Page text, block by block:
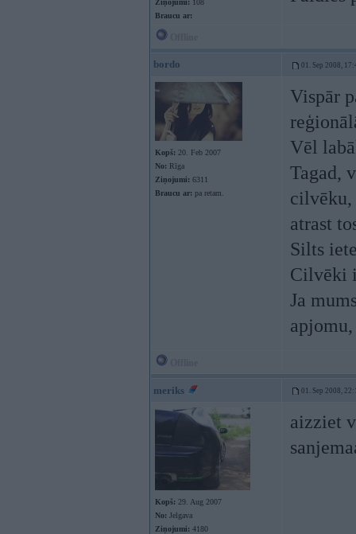
Ziņojumi: 108
Braucu ar:
bordo 01. Sep 2008,
Kopš: 20. Feb 2007
No: Rīga
Ziņojumi: 6311
Braucu ar: pa retam.
Vispār
Vēl
Tagad,
cilvēku,
atrast
Silts
Cilvēki
Ja
meriks 01. Sep 2008,
Kopš: 29. Aug 2007
No: Jelgava
Ziņojumi: 4180
aizziet